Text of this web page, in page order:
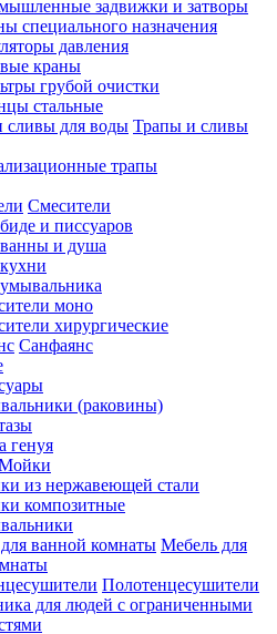
задвижки и затворы
специального назначения
давления
краны
грубой очистки
стальные
Трапы и сливы
трапы
Смесители
и писсуаров
и душа
моно
хирургические
Санфаянс
(раковины)
генуя
из нержавеющей стали
композитные
Мебель для
Полотенцесушители